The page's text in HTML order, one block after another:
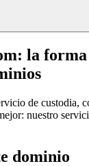
la forma
de custodia,
nuestro
dominio